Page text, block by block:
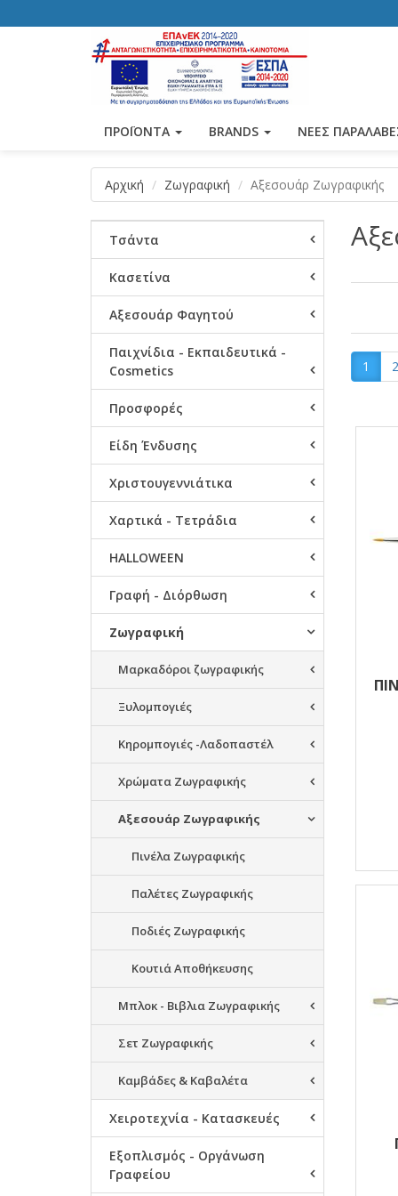
ΠΡΟΪΟΝΤΑ BRANDS ΝΕΕΣ
Αρχική Ζωγραφική Αξεσουάρ Ζωγραφικής
Τσάντα
Κασετίνα
Αξεσουάρ Φαγητού
Παιχνίδια - Εκπαιδευτικά -
Cosmetics
Προσφορές
Είδη Ένδυσης
Χριστουγεννιάτικα
Χαρτικά - Τετράδια
HALLOWEEN
Γραφή - Διόρθωση
Ζωγραφική
Μαρκαδόροι ζωγραφικής
Ξυλομπογιές
Κηρομπογιές -Λαδοπαστέλ
Χρώματα Ζωγραφικής
Αξεσουάρ Ζωγραφικής
Πινέλα Ζωγραφικής
Παλέτες Ζωγραφικής
Ποδιές Ζωγραφικής
Κουτιά Αποθήκευσης
Μπλοκ - Βιβλια Ζωγραφικής
Σετ Ζωγραφικής
Καμβάδες & Καβαλέτα
Χειροτεχνία - Κατασκευές
Εξοπλισμός - Οργάνωση
Γραφείου
1 2